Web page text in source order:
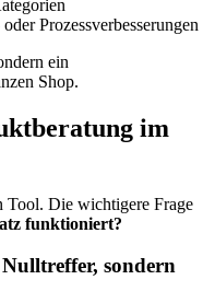
Prozessverbesserungen
ein
Shop.
im
Tool. Die wichtigere Frage
funktioniert?
sondern